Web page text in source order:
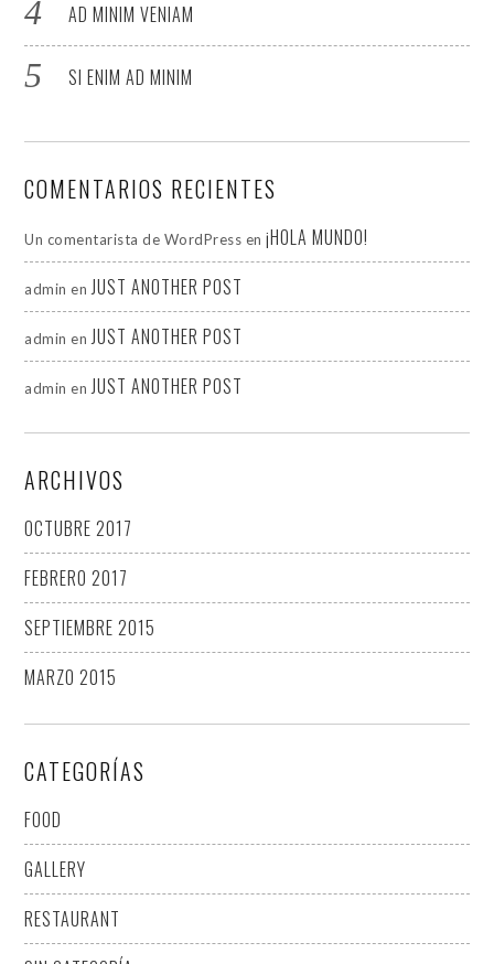
AD MINIM VENIAM
SI ENIM AD MINIM
COMENTARIOS RECIENTES
Un comentarista de WordPress en¡HOLA MUNDO!
admin enJUST ANOTHER POST
admin enJUST ANOTHER POST
admin enJUST ANOTHER POST
ARCHIVOS
OCTUBRE 2017
FEBRERO 2017
SEPTIEMBRE 2015
MARZO 2015
CATEGORÍAS
FOOD
GALLERY
RESTAURANT